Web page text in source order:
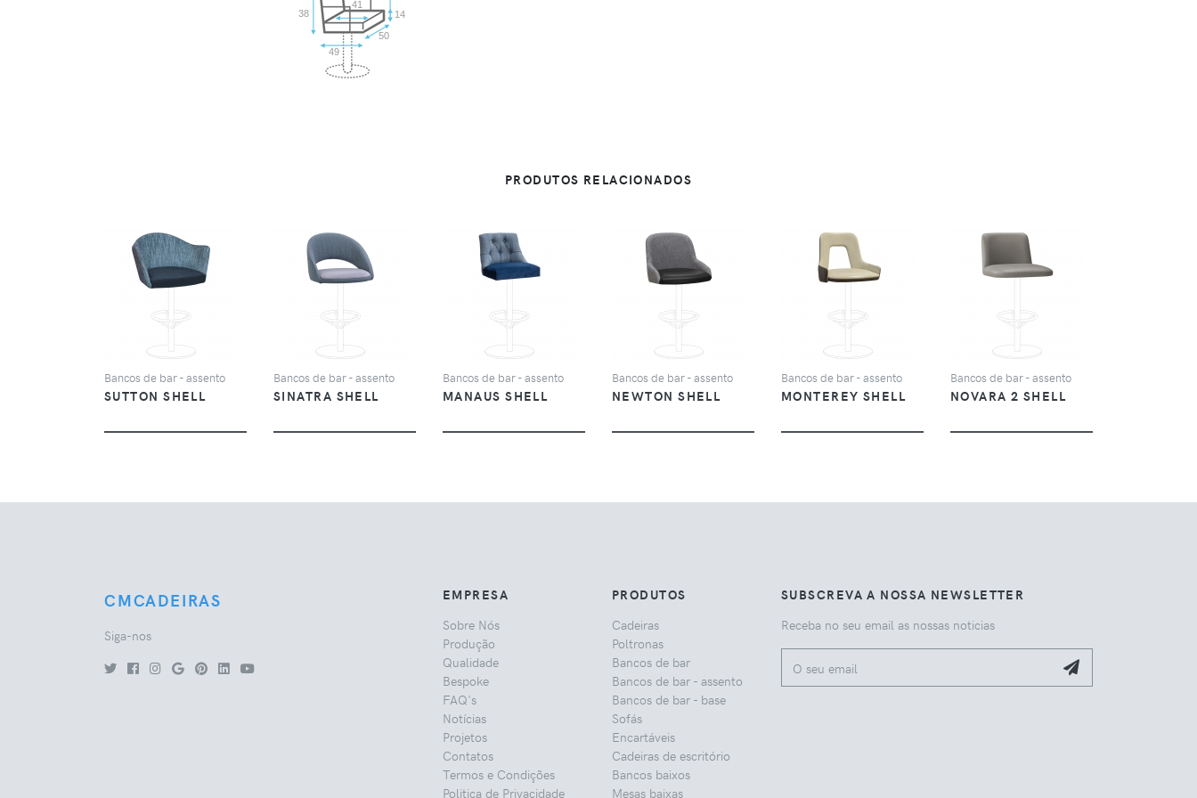
38
41
49
50
14
PRODUTOS RELACIONADOS
Bancos de bar - assento
SUTTON SHELL
Bancos de bar - assento
SINATRA SHELL
Bancos de bar - assento
MANAUS SHELL
Bancos de bar - assento
NEWTON SHELL
Bancos de bar - assento
MONTEREY SHELL
Bancos de bar - assento
NOVARA 2 SHELL
CMCADEIRAS
Siga-nos
EMPRESA
Sobre Nós
Produção
Qualidade
Bespoke
FAQ's
Notícias
Projetos
Contatos
Termos e Condições
Politica de Privacidade
PRODUTOS
Cadeiras
Poltronas
Bancos de bar
Bancos de bar - assento
Bancos de bar - base
Sofás
Encartáveis
Cadeiras de escritório
Bancos baixos
Mesas baixas
SUBSCREVA A NOSSA NEWSLETTER
Receba no seu email as nossas noticias